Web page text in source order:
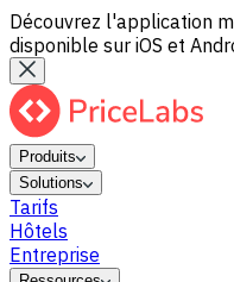
Découvrez l'application
disponible sur iOS et
Produits
Solutions
Tarifs
Hôtels
Entreprise